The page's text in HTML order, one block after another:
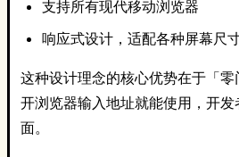
支持所有现代移动浏览器
响应式设计，适配各种屏幕尺
这种设计理念的核心优势在于「
开浏览器输入地址就能使用，开
面。